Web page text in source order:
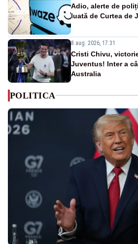
Adio, alerte de
luată de Curtea de
8 aug. 2026, 17:31
Cristi Chivu,
Juventus! Inter a
Australia
POLITICA